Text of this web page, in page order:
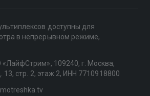
доступны для
в непрерывном режиме,
109240, г. Москва,
13, стр. 2, этаж 2, ИНН 7710918800